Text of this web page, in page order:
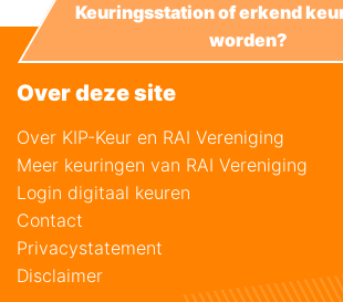
Over deze site
Over KIP-Keur en RAI Vereniging
Meer keuringen van RAI Vereniging
Login digitaal keuren
Contact
Privacystatement
Disclaimer
Keuringsstation of erkend
worden?